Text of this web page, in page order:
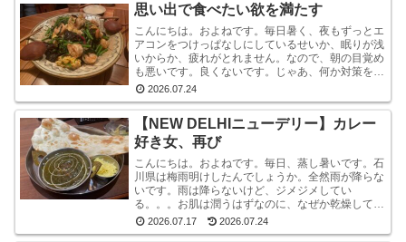
思い出で食べたい欲を満たす
こんにちは。およねです。毎日暑く、夜もずっとエ
アコンをつけっぱなしにしているせいか、眠りが浅
いからか、疲れがとれません。なので、朝の目覚め
も悪いです。良くないです。じゃあ、何か対策をし
ているかと言われれば、何もしていません。いや、
ストレッチ...
2026.07.24
【NEW DELHIニューデリー】カレー
好き女、再び
こんにちは。およねです。毎日、蒸し暑いです。石
川県は梅雨明けしたんでしょうか。全然雨が降らな
いです。雨は降らないけど、ジメジメしてい
る。。。お肌は潤うはずなのに、なぜか乾燥してい
ます。しかも、おでこと片方のこめかみだけ。年
齢？ストレス？？結...
2026.07.17 2026.07.24